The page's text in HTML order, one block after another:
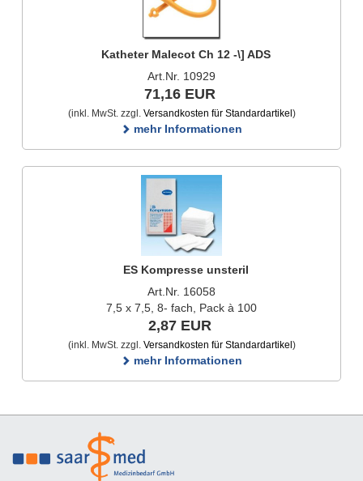
Katheter Malecot Ch 12 -\] ADS
Art.Nr. 10929
71,16 EUR
(inkl. MwSt. zzgl. Versandkosten für Standardartikel )
mehr Informationen
ES Kompresse unsteril
Art.Nr. 16058
7,5 x 7,5, 8- fach, Pack à 100
2,87 EUR
(inkl. MwSt. zzgl. Versandkosten für Standardartikel )
mehr Informationen